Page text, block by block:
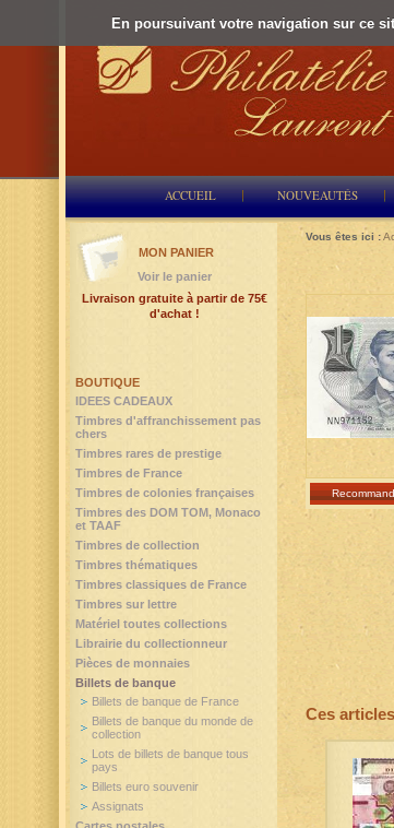
En poursuivant votre navigation sur ce
ACCUEIL NOUVEAUTÉS
Vous êtes ici :
Ces
BOUTIQUE
IDEES CADEAUX
Timbres d'affranchissement pas
chers
Timbres rares de prestige
Timbres de France
Timbres de colonies françaises
Timbres des DOM TOM, Monaco
et TAAF
Timbres de collection
Timbres thématiques
Timbres classiques de France
Timbres sur lettre
Matériel toutes collections
Librairie du collectionneur
Pièces de monnaies
Billets de banque
Billets de banque de France
Billets de banque du monde de
collection
Lots de billets de banque tous
pays
Billets euro souvenir
Assignats
MON PANIER
Voir le panier
Livraison gratuite à partir de 75€
d'achat !